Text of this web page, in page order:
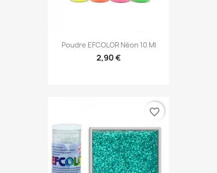
Poudre EFCOLOR Néon 10 Ml
2,90 €
favorite_border